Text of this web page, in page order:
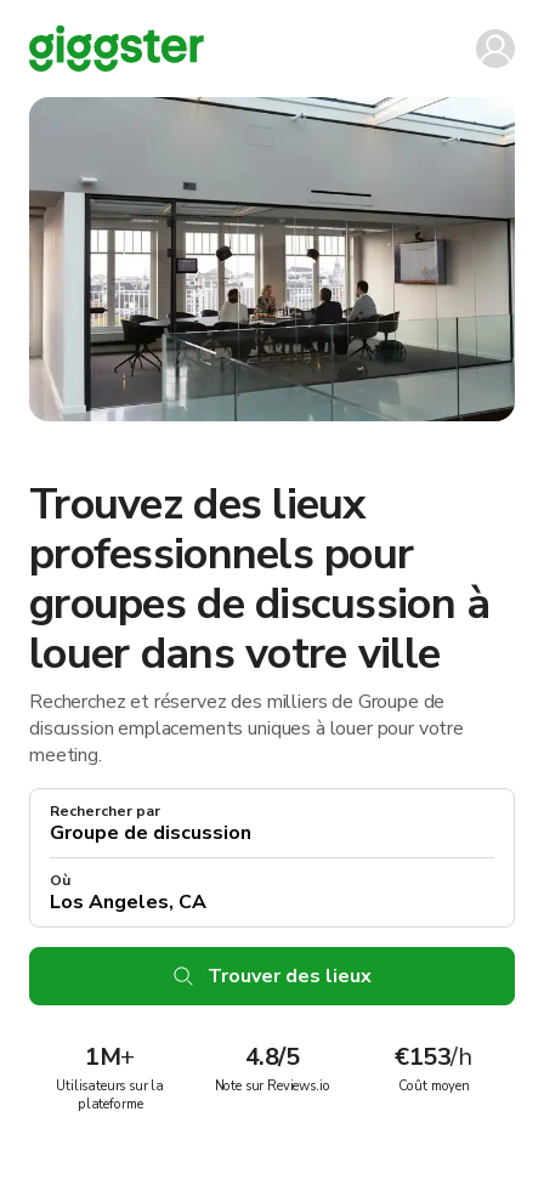
Trouvez des lieux
professionnels pour
groupes de discussion à
louer dans votre ville
Recherchez et réservez des milliers de Groupe de
discussion emplacements uniques à louer pour votre
meeting.
Rechercher par
Où
Trouver des lieux
1M+
Utilisateurs sur la
plateforme
4.8/5
Note sur Reviews.io
€153/h
Coût moyen